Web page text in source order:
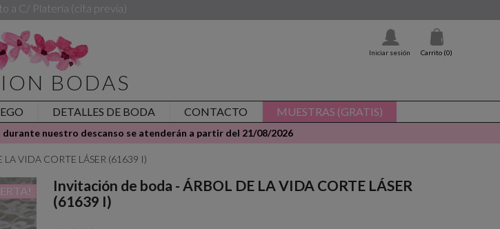
a C/ Platería (cita previa)
Iniciar sesión Carrito (0)
BODAS
DETALLES DE BODA CONTACTO MUESTRAS (GRATIS)
durante nuestro descanso se atenderán a partir del 21/08/2026
LA VIDA CORTE LÁSER (61639 I)
Invitación de boda - ÁRBOL DE LA VIDA CORTE LÁSER
(61639 I)